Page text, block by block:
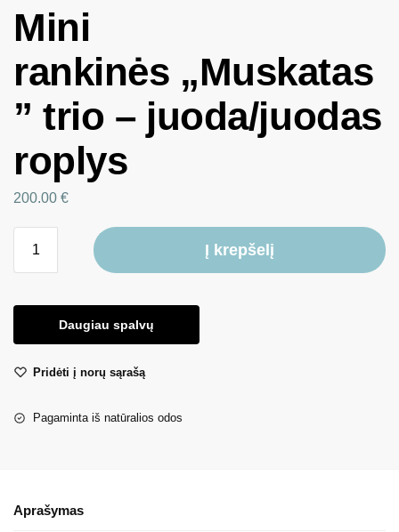
Mini
rankinės „Muskatas
” trio – juoda/juodas
roplys
200.00 €
Į krepšelį
Daugiau spalvų
Pridėti į norų sąrašą
Pagaminta iš natūralios odos
Aprašymas